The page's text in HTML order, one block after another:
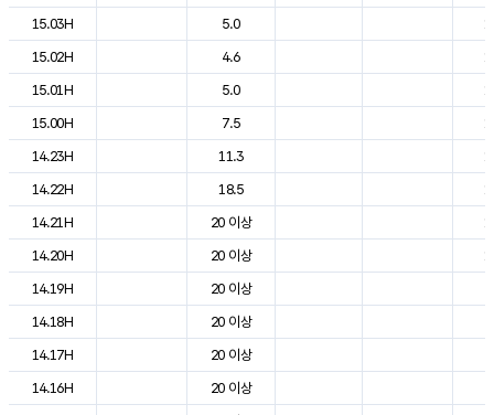
15.03H
5.0
15.02H
4.6
15.01H
5.0
15.00H
7.5
14.23H
11.3
14.22H
18.5
14.21H
20 이상
14.20H
20 이상
14.19H
20 이상
14.18H
20 이상
14.17H
20 이상
14.16H
20 이상